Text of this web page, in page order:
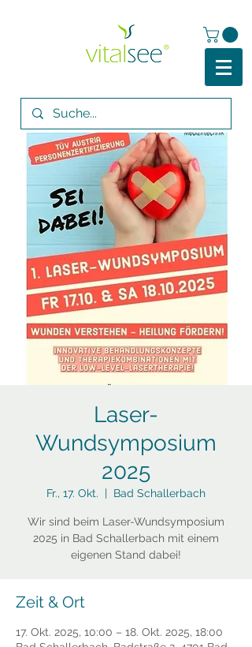
Laser-
Wundsymposium
2025
Fr., 17. Okt.
  |
Bad Schallerbach
Wir sind beim Laser-Wundsymposium
2025 in Bad Schallerbach mit einem
eigenen Stand dabei!
Zeit & Ort
17. Okt. 2025, 10:00 – 18. Okt. 2025, 18:00